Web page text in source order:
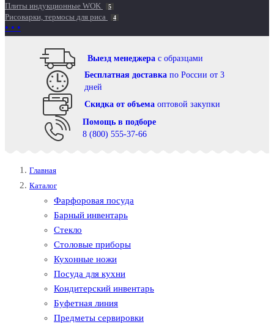
Плиты индукционные WOK 5
Рисоварки, термосы для риса 4
• • •
Выезд менеджера с образцами
Бесплатная доставка по России от 3
дней
Cкидка от объема оптовой закупки
Помощь в подборе
8 (800) 555-37-66
Главная
Каталог
Фарфоровая посуда
Барный инвентарь
Стекло
Столовые приборы
Кухонные ножи
Посуда для кухни
Кондитерский инвентарь
Буфетная линия
Предметы сервировки